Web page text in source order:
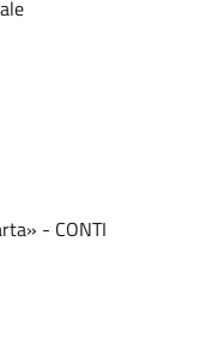
- CONTI